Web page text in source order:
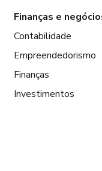
Finanças e
Contabilidade
Empreendedorismo
Finanças
Investimentos